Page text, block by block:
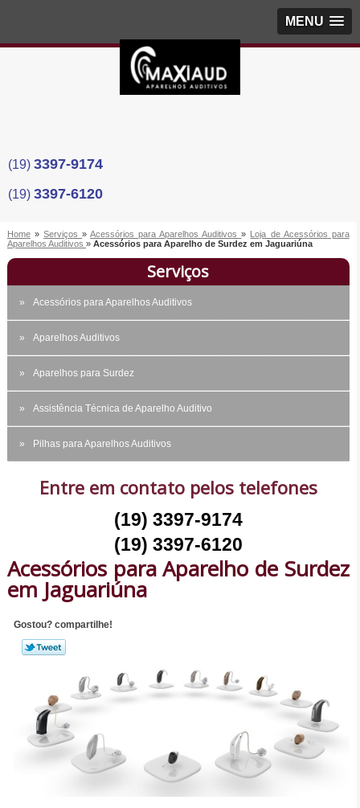
MENU
(19) 3397-9174
(19) 3397-6120
Home »Serviços»Acessórios para Aparelhos Auditivos» Loja de Acessórios para
Aparelhos Auditivos » Acessórios para Aparelho de Surdez em Jaguariúna
Serviços
Acessórios para Aparelhos Auditivos
Aparelhos Auditivos
Aparelhos para Surdez
Assistência Técnica de Aparelho Auditivo
Pilhas para Aparelhos Auditivos
Entre em contato pelos telefones
(19) 3397-9174
(19) 3397-6120
Acessórios para Aparelho de Surdez
em Jaguariúna
Gostou? compartilhe!